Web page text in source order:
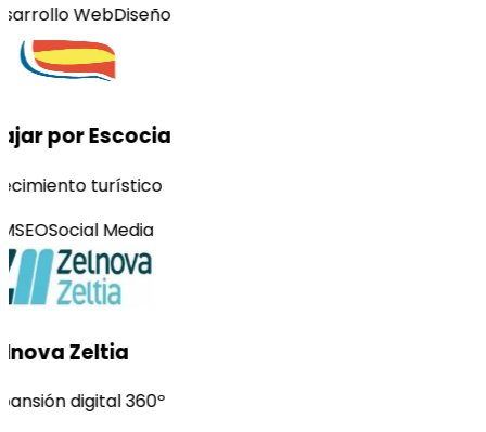
WebDiseño
por Escocia
turístico
SEOSocial Media
Zeltia
digital 360º